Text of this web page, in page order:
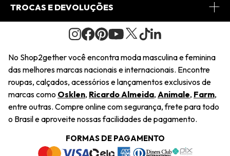
Journal
Saiu na Mídia
Sustentabilidade
Navegando
Termos e Condições
Regulamento e Promoções
Minha Conta
Pedido de Presente
Wishlist
TROCAS E DEVOLUÇÕES
Condições Gerais
Troca Fácil
Restituição de Pagamento
Dúvidas Frequentes
Termos e Condições
No Shop2gether você encontra moda masculina e feminina
das melhores marcas nacionais e internacionais. Encontre
roupas, calçados, acessórios e lançamentos exclusivos de
marcas como Osklen, Ricardo Almeida, Animale, Farm,
entre outras. Compre online com segurança, frete para todo
o Brasil e aproveite nossas facilidades de pagamento.
FORMAS DE PAGAMENTO